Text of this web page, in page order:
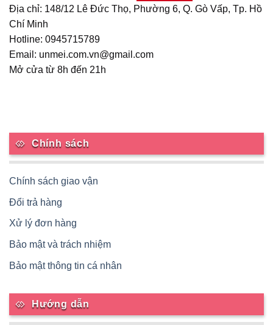
Địa chỉ: 148/12 Lê Đức Thọ, Phường 6, Q. Gò Vấp, Tp. Hồ
Chí Minh
Hotline: 0945715789
Email: unmei.com.vn@gmail.com
Mở cửa từ 8h đến 21h
Chính sách
Chính sách giao vận
Đổi trả hàng
Xử lý đơn hàng
Bảo mật và trách nhiệm
Bảo mật thông tin cá nhân
Hướng dẫn